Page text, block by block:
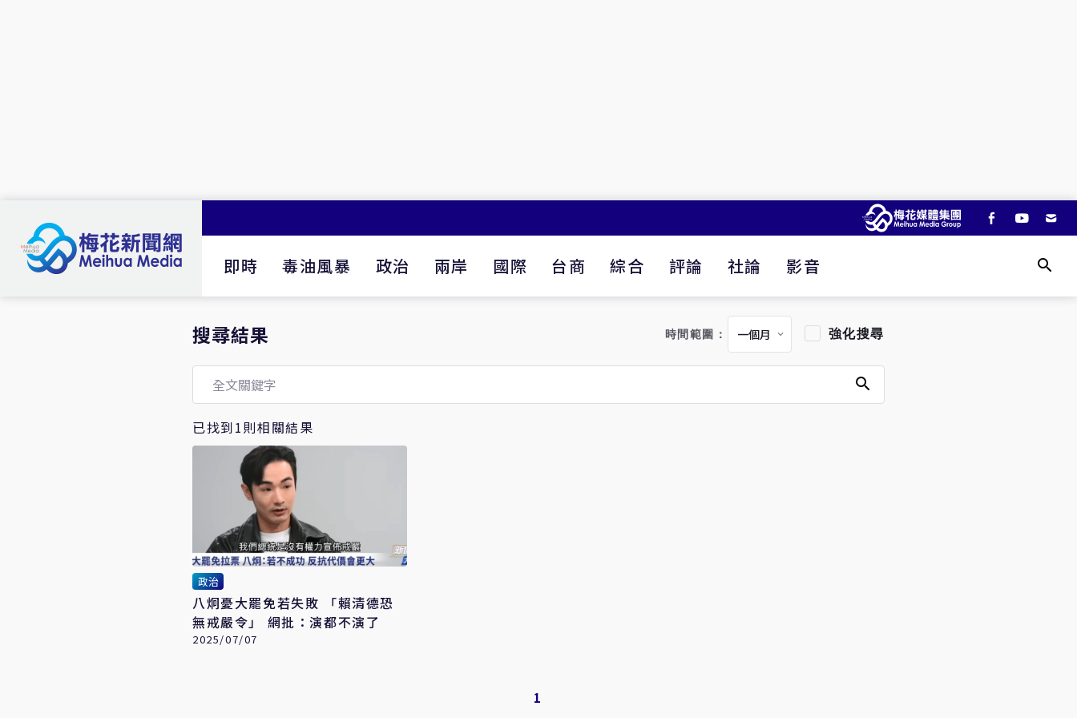
即時 毒油風暴 政治 兩岸 國際 台商 綜合 評論 社論 影音
搜尋結果 時間範圍： 強化搜尋
已找到1則相關結果
政治
八炯憂大罷免若失敗 「賴清德恐
無戒嚴令」 網批：演都不演了
2025/07/07
1